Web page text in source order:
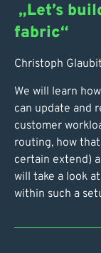
„Let’s
fabric“
Christoph
We will learn
can update and
customer
routing, how
certain extend)
will take a look
within such a